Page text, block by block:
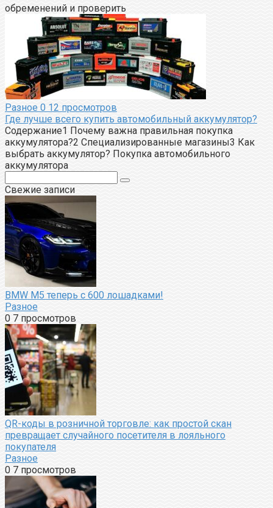
обременений и проверить
Разное 0 12 просмотров
Где лучше всего купить автомобильный аккумулятор?
Содержание1 Почему важна правильная покупка
аккумулятора?2 Специализированные магазины3 Как
выбрать аккумулятор? Покупка автомобильного
аккумулятора
Свежие записи
BMW M5 теперь с 600 лошадками!
Разное
0 7 просмотров
QR-коды в розничной торговле: как простой скан
превращает случайного посетителя в лояльного
покупателя
Разное
0 7 просмотров